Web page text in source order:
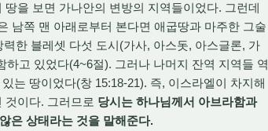
을 보면 가나안의 변방의 지역들이었다. 그런데
남쪽 맨 아래로부터 본다면 애굽땅과 마주한 그술
한 블레셋 다섯 도시(가사, 아스돗, 아스글론, 가
고 있었다(4~6절). 그러나 나머지 잔역 지역들 역
는 땅이었다(창 15:18-21). 즉, 이스라엘이 차지해
것이다. 그러므로 당시는 하나님께서 아브라함과
은 상태라는 것을 말해준다.